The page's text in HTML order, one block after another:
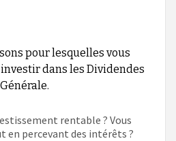
pour lesquelles vous
dans les Dividendes
rentable ? Vous
en percevant des intérêts ?